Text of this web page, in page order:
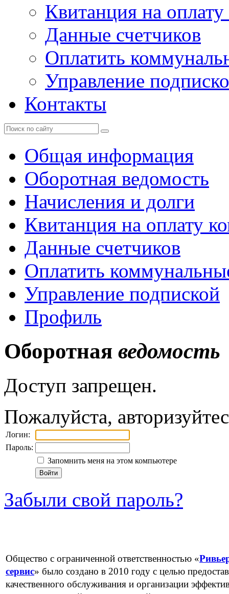
Квитанция на
Данные счетчиков
Оплатить
Управление
Контакты
Общая информация
Оборотная ведомость
Начисления и долги
Квитанция на оплату
Данные счетчиков
Оплатить
Управление подпиской
Профиль
Оборотная ведомость
Доступ запрещен.
Пожалуйста,
Логин:
Пароль:
Запомнить меня на этом компьютере
Войти
Забыли свой пароль?
Общество с ограниченной ответственностью «
сервис» было создано в 2010 году с целью
качественного обслуживания и организации